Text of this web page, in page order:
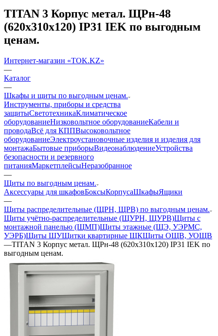
TITAN 3 Корпус метал. ЩРн-48
(620х310х120) IP31 IEK по выгодным
ценам.
Интернет-магазин «TOK.KZ»
—
Каталог
—
Шкафы и щиты по выгодным ценам.
Инструменты, приборы и средства
защитыСветотехникаКлиматическое
оборудованиеНизковольтное оборудованиеКабели и
проводаВсё для КППВысоковольтное
оборудованиеЭлектроустановочные изделия и изделия для
монтажаБытовые приборыВидеонаблюдениеУстройства
безопасности и резервного
питанияМаркетплейсыНеразобранное
—
Щиты по выгодным ценам.
Аксессуары для шкафовБоксыКорпусаШкафыЯщики
—
Щиты распределительные (ЩРН, ЩРВ) по выгодным ценам.
Щиты учётно-распределительные (ЩУРН, ЩУРВ)Щиты с
монтажной панелью (ЩМП)Щиты этажные (ЩЭ, УЭРМС,
УЭРБ)Щиты ЩУЩитки квартирные ЩКЩиты ОЩВ, УОЩВ
—TITAN 3 Корпус метал. ЩРн-48 (620х310х120) IP31 IEK по
выгодным ценам.